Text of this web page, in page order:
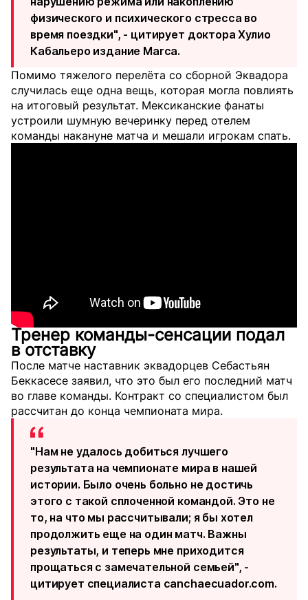
физического и психического стресса во
время поездки", - цитирует доктора Хулио
Кабальеро издание Marca.
Помимо тяжелого перелёта со сборной Эквадора
случилась еще одна вещь, которая могла повлиять
на итоговый результат. Мексиканские фанаты
устроили шумную вечеринку перед отелем
команды накануне матча и мешали игрокам спать.
Тренер команды-сенсации подал
в отставку
После матче наставник эквадорцев Себастьян
Беккасесе заявил, что это был его последний матч
во главе команды. Контракт со специалистом был
рассчитан до конца чемпионата мира.
"Нам не удалось добиться лучшего
результата на чемпионате мира в нашей
истории. Было очень больно не достичь
этого с такой сплоченной командой. Это не
то, на что мы рассчитывали; я бы хотел
продолжить еще на один матч. Важны
результаты, и теперь мне приходится
прощаться с замечательной семьей", -
цитирует специалиста canchaecuador.com.